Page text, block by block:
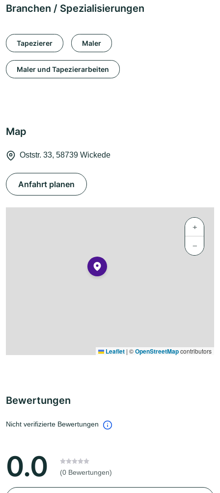
Branchen / Spezialisierungen
Tapezierer Maler
Maler und Tapezierarbeiten
Map
Oststr. 33, 58739 Wickede
Anfahrt planen
+
−
Leaflet | ©OpenStreetMapcontributors
Bewertungen
Nicht verifizierte Bewertungen
0.0 (0 Bewertungen)